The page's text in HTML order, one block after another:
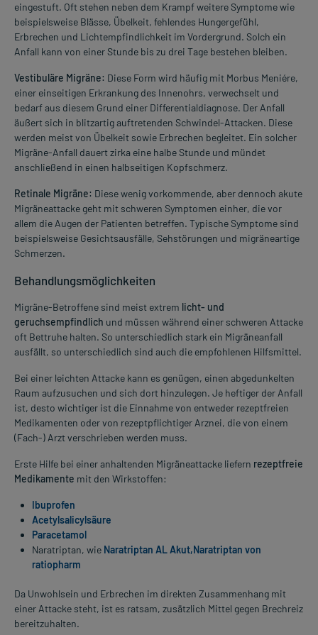
eingestuft. Oft stehen neben dem Krampf weitere Symptome wie
beispielsweise Blässe, Übelkeit, fehlendes Hungergefühl,
Erbrechen und Lichtempfindlichkeit im Vordergrund. Solch ein
Anfall kann von einer Stunde bis zu drei Tage bestehen bleiben.
Vestibuläre Migräne: Diese Form wird häufig mit Morbus Meniére,
einer einseitigen Erkrankung des Innenohrs, verwechselt und
bedarf aus diesem Grund einer Differentialdiagnose. Der Anfall
äußert sich in blitzartig auftretenden Schwindel-Attacken. Diese
werden meist von Übelkeit sowie Erbrechen begleitet. Ein solcher
Migräne-Anfall dauert zirka eine halbe Stunde und mündet
anschließend in einen halbseitigen Kopfschmerz.
Retinale Migräne: Diese wenig vorkommende, aber dennoch akute
Migräneattacke geht mit schweren Symptomen einher, die vor
allem die Augen der Patienten betreffen. Typische Symptome sind
beispielsweise Gesichtsausfälle, Sehstörungen und migräneartige
Schmerzen.
Behandlungsmöglichkeiten
Migräne-Betroffene sind meist extrem licht- und
geruchsempfindlich und müssen während einer schweren Attacke
oft Bettruhe halten. So unterschiedlich stark ein Migräneanfall
ausfällt, so unterschiedlich sind auch die empfohlenen Hilfsmittel.
Bei einer leichten Attacke kann es genügen, einen abgedunkelten
Raum aufzusuchen und sich dort hinzulegen. Je heftiger der Anfall
ist, desto wichtiger ist die Einnahme von entweder rezeptfreien
Medikamenten oder von rezeptpflichtiger Arznei, die von einem
(Fach-) Arzt verschrieben werden muss.
Erste Hilfe bei einer anhaltenden Migräneattacke liefern rezeptfreie
Medikamente mit den Wirkstoffen:
Ibuprofen
Acetylsalicylsäure
Paracetamol
Naratriptan, wie Naratriptan AL Akut,Naratriptan von
ratiopharm
Da Unwohlsein und Erbrechen im direkten Zusammenhang mit
einer Attacke steht, ist es ratsam, zusätzlich Mittel gegen Brechreiz
bereitzuhalten.